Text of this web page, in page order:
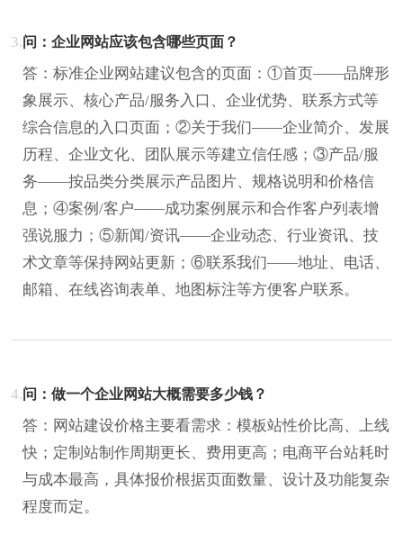
3.问：企业网站应该包含哪些页面？
答：标准企业网站建议包含的页面：①首页——品牌形
象展示、核心产品/服务入口、企业优势、联系方式等
综合信息的入口页面；②关于我们——企业简介、发展
历程、企业文化、团队展示等建立信任感；③产品/服
务——按品类分类展示产品图片、规格说明和价格信
息；④案例/客户——成功案例展示和合作客户列表增
强说服力；⑤新闻/资讯——企业动态、行业资讯、技
术文章等保持网站更新；⑥联系我们——地址、电话、
邮箱、在线咨询表单、地图标注等方便客户联系。
4.问：做一个企业网站大概需要多少钱？
答：网站建设价格主要看需求：模板站性价比高、上线
快；定制站制作周期更长、费用更高；电商平台站耗时
与成本最高，具体报价根据页面数量、设计及功能复杂
程度而定。